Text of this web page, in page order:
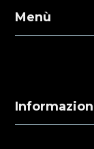
Menù